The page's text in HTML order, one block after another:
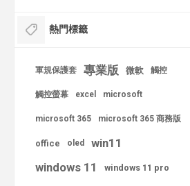
熱門標籤
軍規保護套 專業版 微軟 觸控
觸控螢幕 excel microsoft
microsoft 365 microsoft 365 商務版
office oled
win11
windows 11
windows 11 pro